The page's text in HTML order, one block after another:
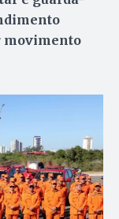
movimento